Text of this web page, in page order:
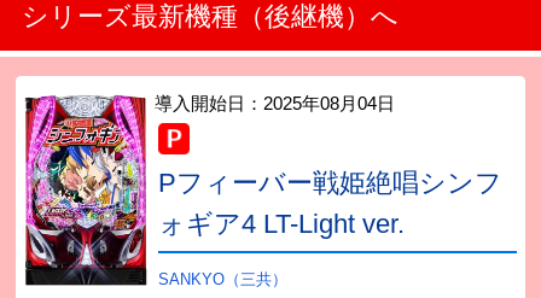
シリーズ最新機種（後継機）へ
導入開始日： 2025年08月04日
Pフィーバー戦姫絶唱シンフ
ォギア4 LT-Light ver.
SANKYO（三共）